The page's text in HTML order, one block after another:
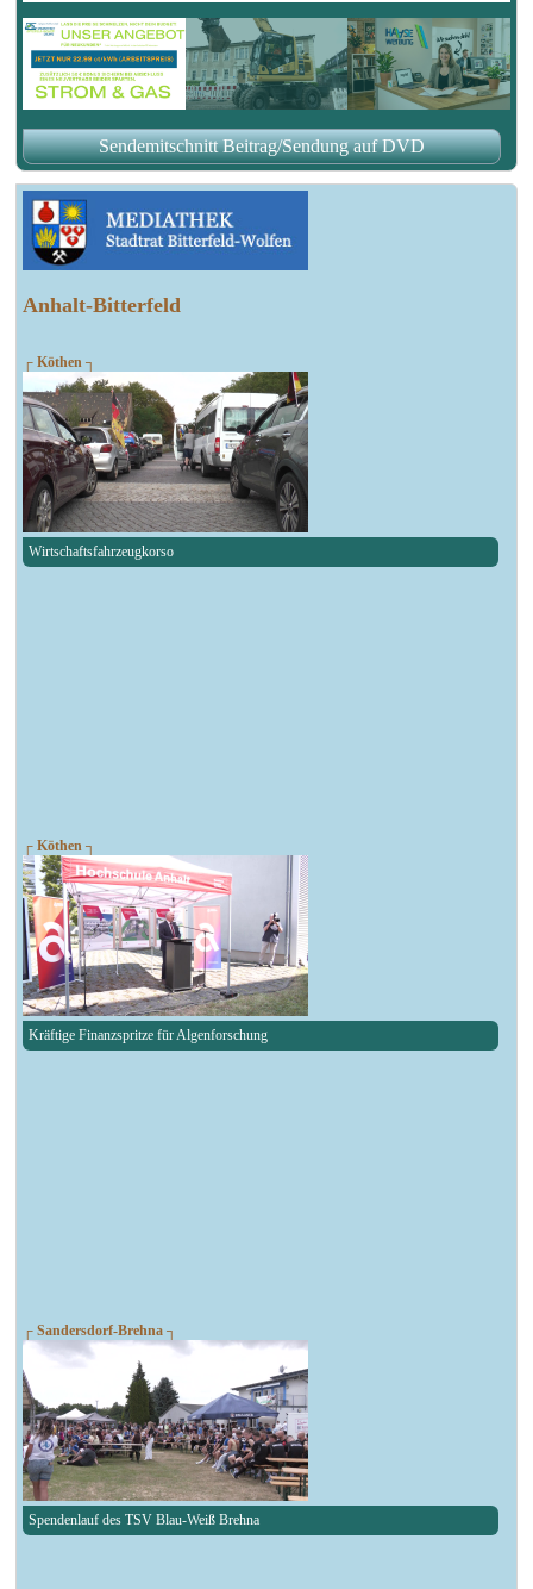
Anhalt-Bitterfeld
┌ Köthen ┐
Wirtschaftsfahrzeugkorso
┌ Köthen ┐
Kräftige Finanzspritze für Algenforschung
┌ Sandersdorf-Brehna ┐
Spendenlauf des TSV Blau-Weiß Brehna
Sendemitschnitt Beitrag/Sendung auf DVD